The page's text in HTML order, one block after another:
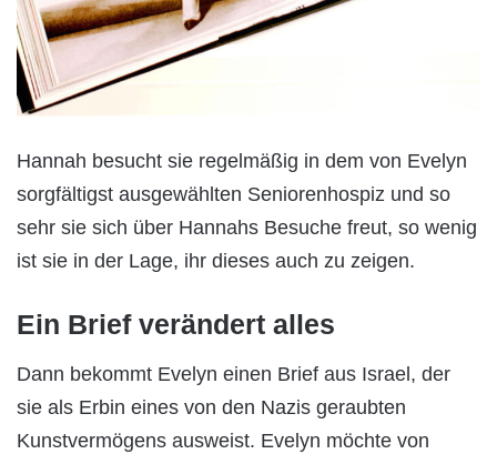
Hannah besucht sie regelmäßig in dem von Evelyn
sorgfältigst ausgewählten Seniorenhospiz und so
sehr sie sich über Hannahs Besuche freut, so wenig
ist sie in der Lage, ihr dieses auch zu zeigen.
Ein Brief verändert alles
Dann bekommt Evelyn einen Brief aus Israel, der
sie als Erbin eines von den Nazis geraubten
Kunstvermögens ausweist. Evelyn möchte von